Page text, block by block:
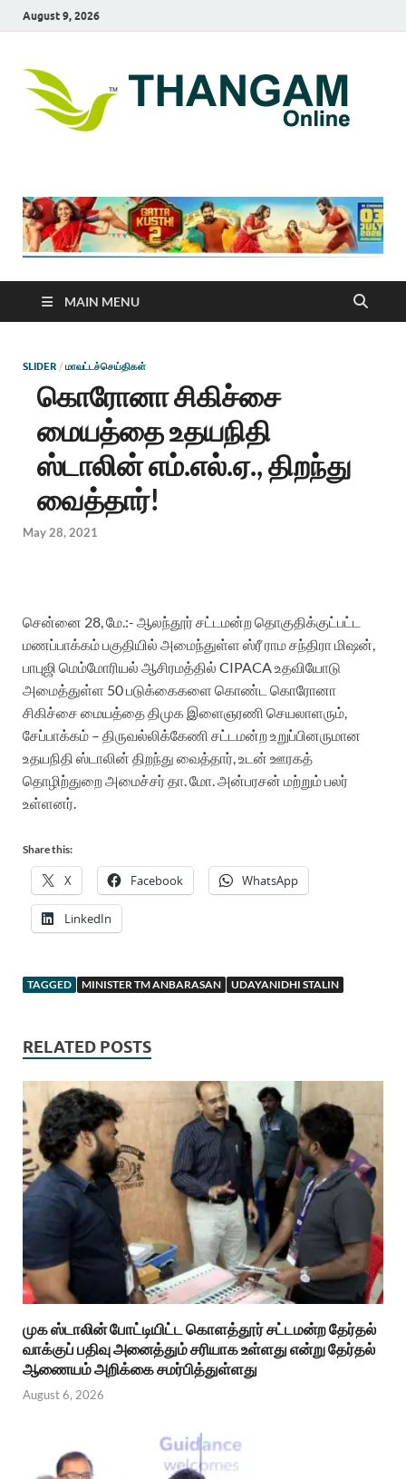
August 9, 2026
MAIN MENU
SLIDER / மாவட்டச்செய்திகள்
கொரோனா சிகிச்சை
மையத்தை உதயநிதி
ஸ்டாலின் எம்.எல்.ஏ., திறந்து
வைத்தார்!
May 28, 2021
சென்னை 28, மே.:- ஆலந்தூர் சட்டமன்ற தொகுதிக்குட்பட்ட
மணப்பாக்கம் பகுதியில் அமைந்துள்ள ஸ்ரீ ராம சந்திரா மிஷன்,
பாபுஜி மெம்மோரியல் ஆசிரமத்தில் CIPACA உதவியோடு
அமைத்துள்ள 50 படுக்கைகளை கொண்ட கொரோனா
சிகிச்சை மையத்தை திமுக இளைஞரணி செயலாளரும்,
சேப்பாக்கம் – திருவல்லிக்கேணி சட்டமன்ற உறுப்பினருமான
உதயநிதி ஸ்டாலின் திறந்து வைத்தார், உடன் ஊரகத்
தொழிற்துறை அமைச்சர் தா. மோ. அன்பரசன் மற்றும் பலர்
உள்ளனர்.
Share this:
X Facebook WhatsApp
LinkedIn
TAGGED MINISTER TM ANBARASAN UDAYANIDHI STALIN
RELATED POSTS
முக ஸ்டாலின் போட்டியிட்ட கொளத்தூர் சட்டமன்ற தேர்தல்
வாக்குப் பதிவு அனைத்தும் சரியாக உள்ளது என்று தேர்தல்
ஆணையம் அறிக்கை சமர்பித்துள்ளது
August 6, 2026